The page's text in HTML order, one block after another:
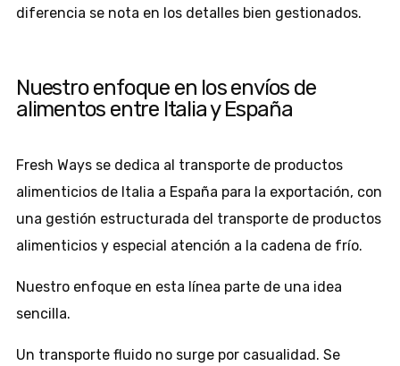
diferencia se nota en los detalles bien gestionados.
Nuestro enfoque en los envíos de
alimentos entre Italia y España
Fresh Ways se dedica al transporte de productos
alimenticios de Italia a España para la exportación, con
una gestión estructurada del transporte de productos
alimenticios y especial atención a la cadena de frío.
Nuestro enfoque en esta línea parte de una idea
sencilla.
Un transporte fluido no surge por casualidad. Se